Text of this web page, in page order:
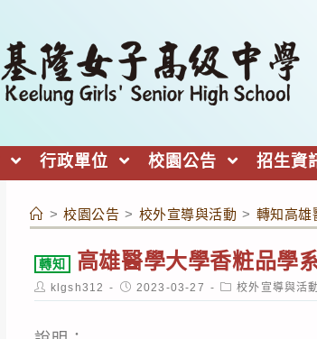
行政單位 校園公告 招生資
> 校園公告 > 校外宣導與活動 > 轉知高雄
轉知 高雄醫學大學香粧品學
Post
author:
klgsh312
Post
published:
2023-03-27
Post
category:
校外宣導與活